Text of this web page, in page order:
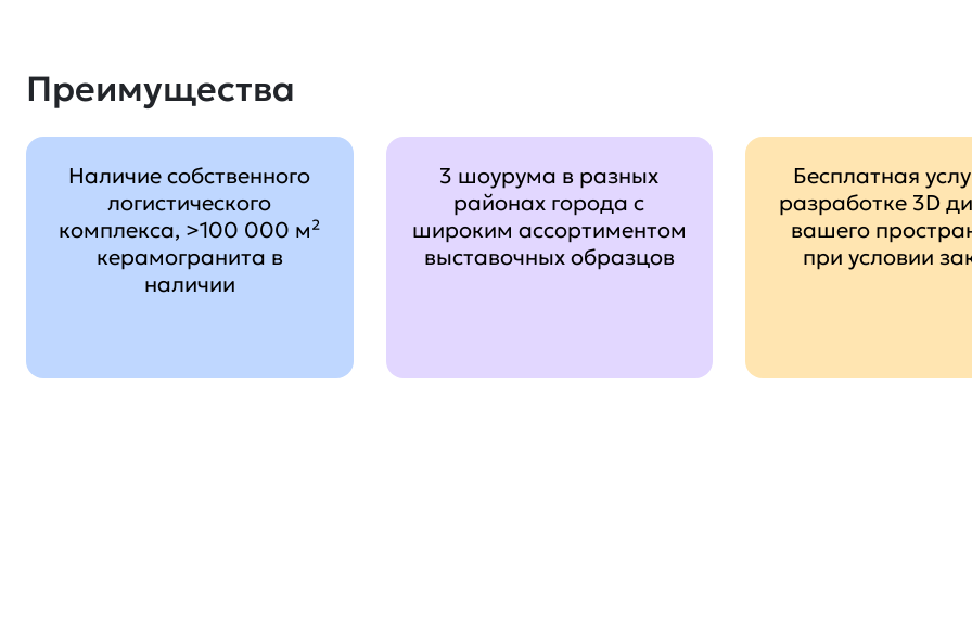
Преимущества
Наличие собственного
логистического
комплекса, >100 000 м²
керамогранита в
наличии
3 шоурума в разных
районах города с
широким ассортиментом
выставочных образцов
Бесплатная
разработке 3D
вашего
при условии